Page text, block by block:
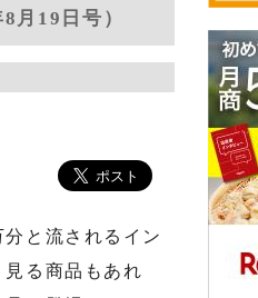
月19日号）
と流されるイン
る商品もあれ